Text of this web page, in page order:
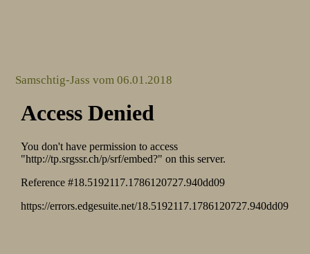
Samschtig-Jass vom 06.01.2018